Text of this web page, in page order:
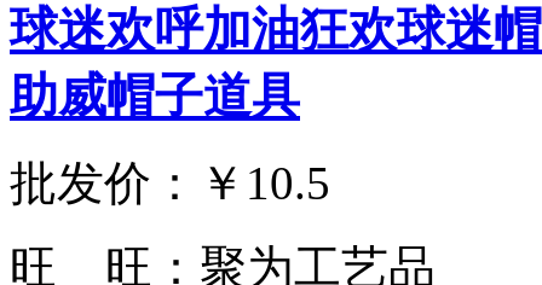
球迷欢呼加油狂欢球迷
助威帽子道具
批发价：
￥10.5
旺 旺： 聚为工艺品